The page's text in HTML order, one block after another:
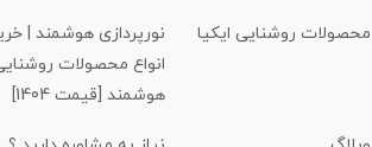
محصولات روشنایی ایکیا
نورپردازی هوشمند |
انواع محصولات
هوشمند [قیمت 1404]